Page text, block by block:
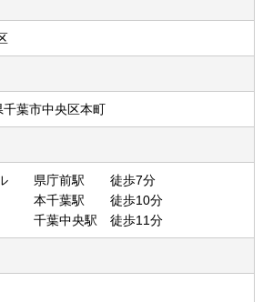
葉市中央区本町
ル 県庁前駅 徒歩7分
葉駅 徒歩10分
葉中央駅 徒歩11分